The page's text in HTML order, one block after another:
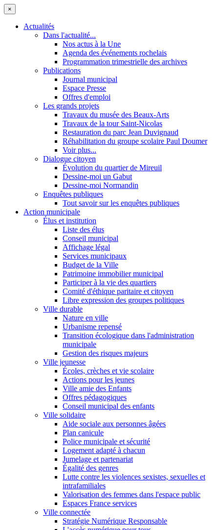
×
Actualités
Dans l'actualité...
Nos actus à la Une
Agenda des événements rochelais
Programmation trimestrielle des archives
Publications
Journal municipal
Espace Presse
Offres d'emploi
Les grands projets
Travaux du musée des Beaux-Arts
Travaux de la tour Saint-Nicolas
Restauration du parc Jean Duvignaud
Réhabilitation du groupe scolaire Paul Doumer
Voir plus...
Dialogue citoyen
Évolution du quartier de Mireuil
Dessine-moi un Gabut
Dessine-moi Normandin
Enquêtes publiques
Tout savoir sur les enquêtes publiques
Action municipale
Élus et institution
Liste des élus
Conseil municipal
Affichage légal
Services municipaux
Budget de la Ville
Patrimoine immobilier municipal
Participer à la vie des quartiers
Comité d'éthique paritaire et citoyen
Libre expression des groupes politiques
Ville durable
Nature en ville
Urbanisme repensé
Transition écologique dans l'administration
municipale
Gestion des risques majeurs
Ville jeunesse
Écoles, crèches et vie scolaire
Actions pour les jeunes
Ville amie des Enfants
Offres pédagogiques
Conseil municipal des enfants
Ville solidaire
Aide sociale aux personnes âgées
Plan canicule
Police municipale et sécurité
Logement adapté à chacun
Jumelage et partenariat
Égalité des genres
Lutte contre les violences sexistes, sexuelles et
intrafamiliales
Valorisation des femmes dans l'espace public
Espaces France services
Ville connectée
Stratégie Numérique Responsable